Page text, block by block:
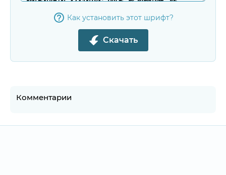
Как установить этот шрифт?
Скачать
Комментарии